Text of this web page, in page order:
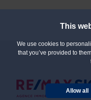
This
We use cookies to
that you’ve provided to
Allow all